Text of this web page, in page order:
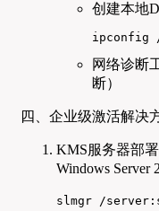
创建本地
ipconfig
网络诊断
断）
四、企业级激活解决
KMS服务器部
Windows
slmgr /